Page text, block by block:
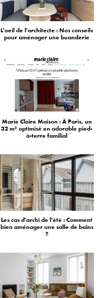
L'oeil de l'architecte : Nos conseils
pour aménager une buanderie
Marie Claire Maison : À Paris, un
32 m² optimisé en adorable pied-
à-terre familial
Les cas d'archi de l'été : Comment
bien aménager une salle de bains
?